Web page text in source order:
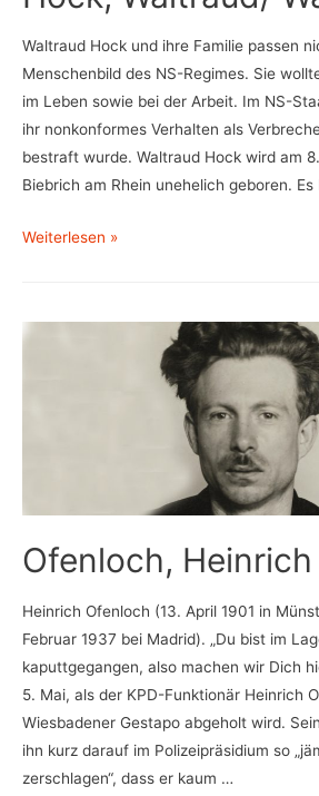
Waltraud Hock und ihre Familie passen
Menschenbild des NS-Regimes. Sie
im Leben sowie bei der Arbeit. Im NS-
ihr nonkonformes Verhalten als
bestraft wurde. Waltraud Hock wird am
Biebrich am Rhein unehelich geboren.
Hock,
Weiterlesen »
Ofenloch, Heinrich
Heinrich Ofenloch (13. April 1901 in
Februar 1937 bei Madrid). „Du bist im
kaputtgegangen, also machen wir Dich
5. Mai, als der KPD-Funktionär Heinrich
Wiesbadener Gestapo abgeholt wird.
ihn kurz darauf im Polizeipräsidium so
zerschlagen“, dass er kaum …